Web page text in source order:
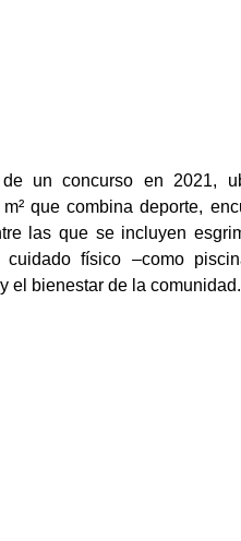
un concurso en 2021,
que combina deporte,
las que se incluyen
físico –como
el bienestar de la comunidad.